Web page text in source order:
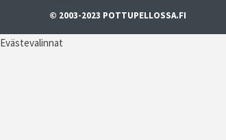
© 2003-2023 POTTUPELLOSSA.FI
Evästevalinnat